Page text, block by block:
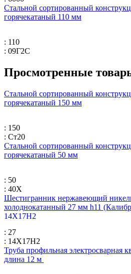
Стальной сортированный
горячекатаный 110 мм
: 110
: 09Г2С
Просмотренные
Стальной сортированный
горячекатаный 150 мм
: 150
: Ст20
Стальной сортированный
горячекатаный 50 мм
: 50
: 40Х
Шестигранник нержавеющий
холоднокатанный 27 мм h11
14Х17Н2
: 27
: 14Х17Н2
Труба профильная электросварная
длина 12 м